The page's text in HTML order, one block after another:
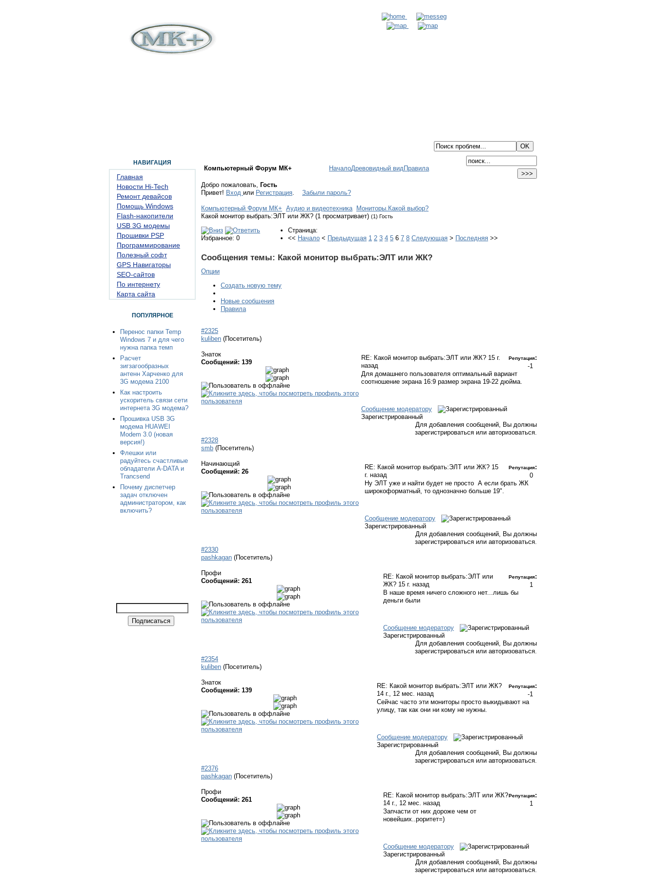
НАВИГАЦИЯ
Главная
Новости Hi-Tech
Ремонт девайсов
Помощь Windows
Flash-накопители
USB 3G модемы
Прошивки PSP
Программирование
Полезный софт
GPS Навигаторы
SEO-сайтов
По интернету
Карта сайта
ПОПУЛЯРНОЕ
Перенос папки Temp
Windows 7 и для чего
нужна папка темп
Расчет
зигзагообразных
антенн Харченко для
3G модема 2100
Как настроить
ускоритель связи сети
интернета 3G модема?
Прошивка USB 3G
модема HUAWEI
Modem 3.0 (новая
версия!)
Флешки или
радуйтесь счастливые
обладатели A-DATA и
Trancsend
Почему диспетчер
задач отключен
администратором, как
включить?
Компьютерный Форум МК+ НачалоДревовидный видПравила
Добро пожаловать, Гость
Привет! Вход или Регистрация. Забыли пароль?
Компьютерный Форум МК+ Аудио и видеотехника
Мониторы.Какой выбор?
Какой монитор выбрать:ЭЛТ или ЖК? (1 просматривает) (1) Гость
Избранное: 0
Страница:
<< Начало < Предыдущая 1 2 3 4 5 6 7 8 Следующая > Последняя >>
Сообщения темы: Какой монитор выбрать:ЭЛТ или ЖК?
Опции
Создать новую тему
Новые сообщения
Правила
#2325
kuliben (Посетитель)
Знаток
Сообщений: 139
RE: Какой монитор выбрать:ЭЛТ или ЖК? 15 г.
назад
Репутация:
-1
Для домашнего пользователя оптимальный вариант
соотношение экрана 16:9 размер экрана 19-22 дюйма.
Сообщение модератору
Зарегистрированный
Для добавления сообщений, Вы должны
зарегистрироваться или авторизоваться.
#2328
smb (Посетитель)
Начинающий
Сообщений: 26
RE: Какой монитор выбрать:ЭЛТ или ЖК? 15
г. назад
Репутация:
0
Ну ЭЛТ уже и найти будет не просто А если брать ЖК
широкоформатный, то однозначно больше 19".
Сообщение модератору
Зарегистрированный
Для добавления сообщений, Вы должны
зарегистрироваться или авторизоваться.
#2330
pashkagan (Посетитель)
Профи
Сообщений: 261
RE: Какой монитор выбрать:ЭЛТ или
ЖК? 15 г. назад
Репутация:
1
В наше время ничего сложного нет...лишь бы
деньги были
Сообщение модератору
Зарегистрированный
Для добавления сообщений, Вы должны
зарегистрироваться или авторизоваться.
#2354
kuliben (Посетитель)
Знаток
Сообщений: 139
RE: Какой монитор выбрать:ЭЛТ или ЖК?
14 г., 12 мес. назад
Репутация:
-1
Сейчас часто эти мониторы просто выкидывают на
улицу, так как они ни кому не нужны.
Сообщение модератору
Зарегистрированный
Для добавления сообщений, Вы должны
зарегистрироваться или авторизоваться.
#2376
pashkagan (Посетитель)
Профи
Сообщений: 261
RE: Какой монитор выбрать:ЭЛТ или ЖК?
14 г., 12 мес. назад
Репутация:
1
Запчасти от них дороже чем от
новейших..роритет=)
Сообщение модератору
Зарегистрированный
Для добавления сообщений, Вы должны
зарегистрироваться или авторизоваться.